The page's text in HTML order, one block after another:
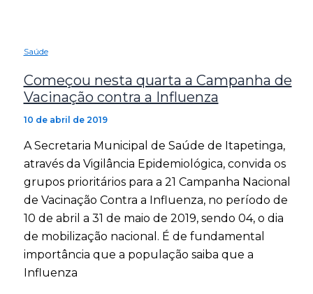
Saúde
Começou nesta quarta a Campanha de
Vacinação contra a Influenza
10 de abril de 2019
A Secretaria Municipal de Saúde de Itapetinga,
através da Vigilância Epidemiológica, convida os
grupos prioritários para a 21 Campanha Nacional
de Vacinação Contra a Influenza, no período de
10 de abril a 31 de maio de 2019, sendo 04, o dia
de mobilização nacional. É de fundamental
importância que a população saiba que a
Influenza